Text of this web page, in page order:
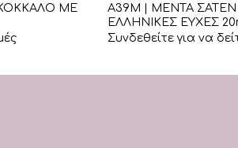
ΜΕ
Α39Μ | ΜΕΝΤΑ
ΕΛΛΗΝΙΚΕΣ ΕΥΧΕΣ
Συνδεθείτε για να